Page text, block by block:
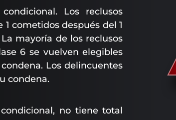
Los reclusos
cometidos después del 1
mayoría de los reclusos
6 se vuelven elegibles
Los delincuentes
condena.
no tiene total